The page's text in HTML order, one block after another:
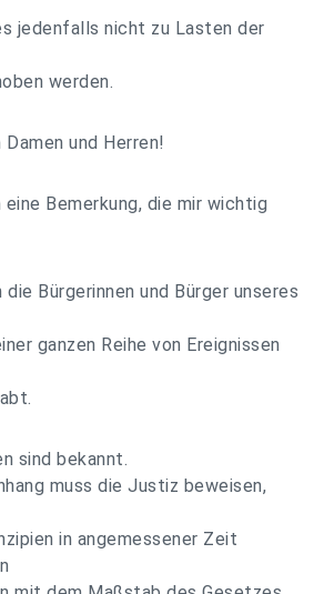
jedenfalls nicht zu Lasten der
werden.
und Herren!
Bemerkung, die mir wichtig
Bürgerinnen und Bürger unseres
ganzen Reihe von Ereignissen
sind bekannt.
muss die Justiz beweisen,
in angemessener Zeit